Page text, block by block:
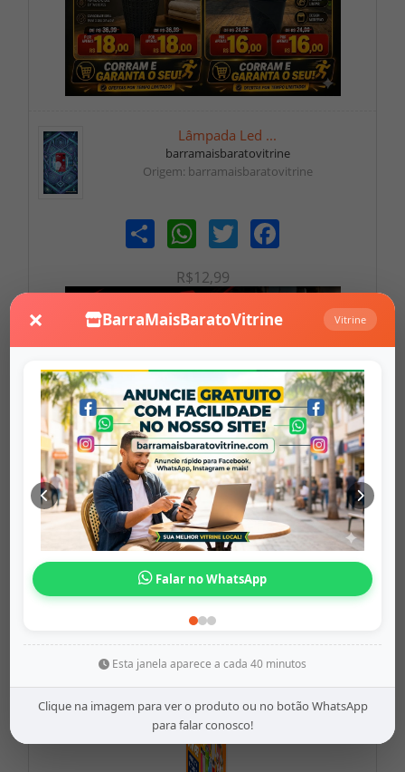
× BarraMaisBaratoVitrine Vitrine
Falar no WhatsApp
Esta janela aparece a cada 40 minutos
Clique na imagem para ver o produto ou no botão WhatsApp
para falar conosco!
Lâmpada Led ...
barramaisbaratovitrine
Origem: barramaisbaratovitrine
Share WhatsAppTwitter Facebook
R$12,99
Processador d...
barramaisbaratovitrine
Origem: barramaisbaratovitrine
WhatsApp
R$15,99